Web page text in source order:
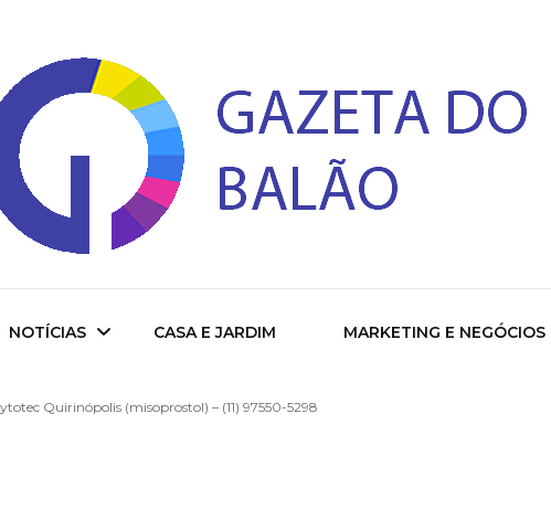
do Balao
NOTÍCIAS CASA E JARDIM MARKETING E NEGÓCIOS
Quirinópolis (misoprostol) – (11) 97550-5298